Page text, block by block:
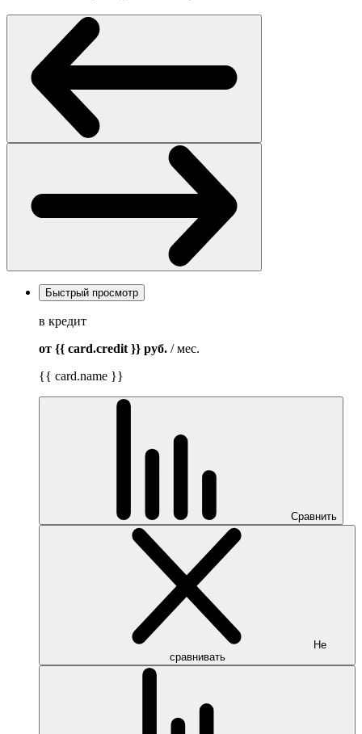
Быстрый просмотр
в кредит
от {{ card.credit }} руб. / мес.
{{ card.name }}
Сравнить
Не
сравнивать